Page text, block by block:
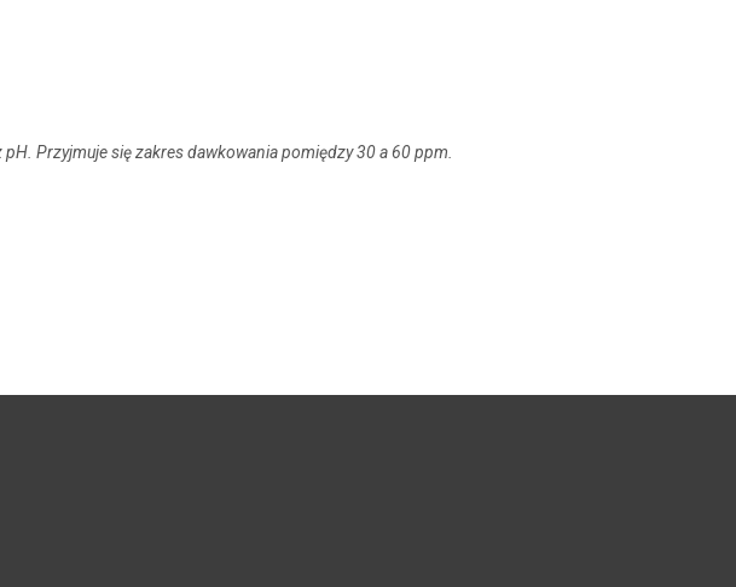
Przyjmuje się zakres dawkowania pomiędzy 30 a 60 ppm.